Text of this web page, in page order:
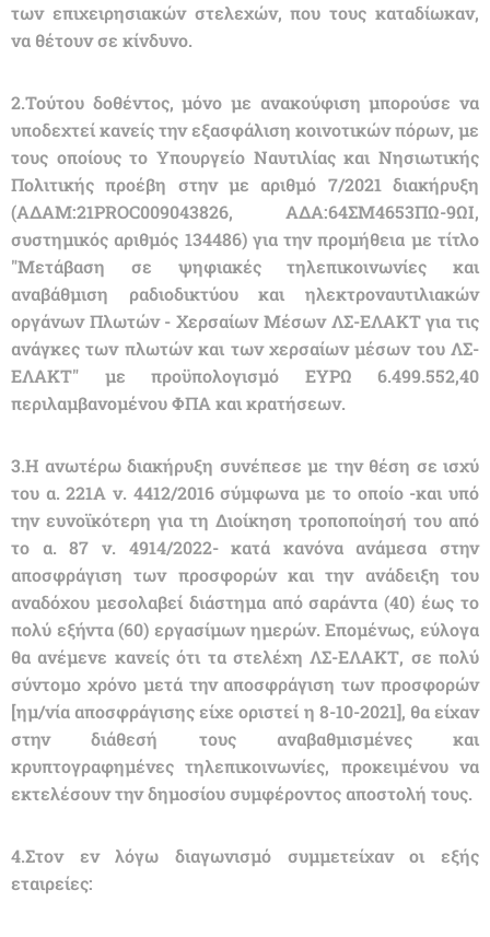
των επιχειρησιακών στελεχών, που τους καταδίωκαν,
να θέτουν σε κίνδυνο.
2.Τούτου δοθέντος, μόνο με ανακούφιση μπορούσε να
υποδεχτεί κανείς την εξασφάλιση κοινοτικών πόρων, με
τους οποίους το Υπουργείο Ναυτιλίας και Νησιωτικής
Πολιτικής προέβη στην με αριθμό 7/2021 διακήρυξη
(ΑΔΑΜ:21PROC009043826, ΑΔΑ:64ΣΜ4653ΠΩ-9ΩΙ,
συστημικός αριθμός 134486) για την προμήθεια με τίτλο
"Μετάβαση σε ψηφιακές τηλεπικοινωνίες και
αναβάθμιση ραδιοδικτύου και ηλεκτροναυτιλιακών
οργάνων Πλωτών - Χερσαίων Μέσων ΛΣ-ΕΛΑΚΤ για τις
ανάγκες των πλωτών και των χερσαίων μέσων του ΛΣ-
ΕΛΑΚΤ" με προϋπολογισμό ΕΥΡΩ 6.499.552,40
περιλαμβανομένου ΦΠΑ και κρατήσεων.
3.Η ανωτέρω διακήρυξη συνέπεσε με την θέση σε ισχύ
του α. 221Α ν. 4412/2016 σύμφωνα με το οποίο -και υπό
την ευνοϊκότερη για τη Διοίκηση τροποποίησή του από
το α. 87 ν. 4914/2022- κατά κανόνα ανάμεσα στην
αποσφράγιση των προσφορών και την ανάδειξη του
αναδόχου μεσολαβεί διάστημα από σαράντα (40) έως το
πολύ εξήντα (60) εργασίμων ημερών. Επομένως, εύλογα
θα ανέμενε κανείς ότι τα στελέχη ΛΣ-ΕΛΑΚΤ, σε πολύ
σύντομο χρόνο μετά την αποσφράγιση των προσφορών
[ημ/νία αποσφράγισης είχε οριστεί η 8-10-2021], θα είχαν
στην διάθεσή τους αναβαθμισμένες και
κρυπτογραφημένες τηλεπικοινωνίες, προκειμένου να
εκτελέσουν την δημοσίου συμφέροντος αποστολή τους.
4.Στον εν λόγω διαγωνισμό συμμετείχαν οι εξής
εταιρείες: